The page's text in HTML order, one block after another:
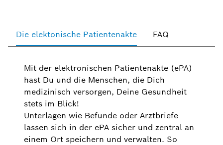
Die elektonische Patientenakte FAQ
Mit der elektronischen Patientenakte (ePA)
hast Du und die Menschen, die Dich
medizinisch versorgen, Deine Gesundheit
stets im Blick!
Unterlagen wie Befunde oder Arztbriefe
lassen sich in der ePA sicher und zentral an
einem Ort speichern und verwalten. So